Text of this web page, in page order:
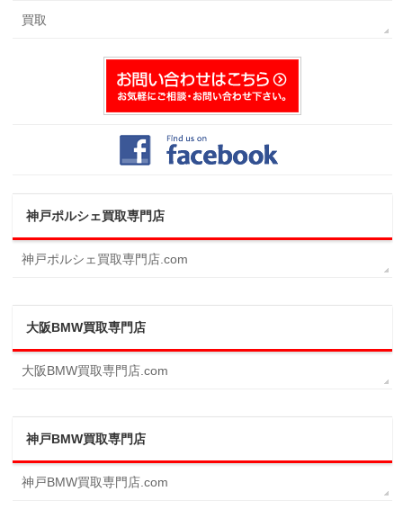
買取
神戸ポルシェ買取専門店
神戸ポルシェ買取専門店.com
大阪BMW買取専門店
大阪BMW買取専門店.com
神戸BMW買取専門店
神戸BMW買取専門店.com